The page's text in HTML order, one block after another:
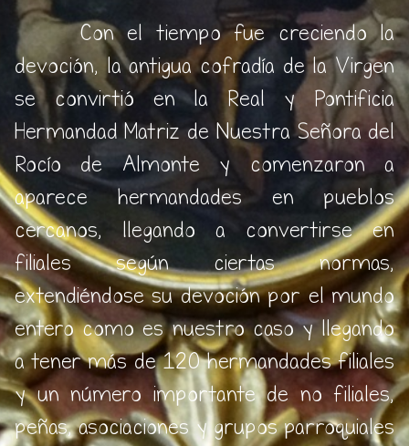
Con el tiempo fue creciendo la
devoción, la antigua cofradía de la Virgen
se convirtió en la Real y Pontificia
Hermandad Matriz de Nuestra Señora del
Rocío de Almonte y comenzaron a
aparece hermandades en pueblos
cercanos, llegando a convertirse en
filiales según ciertas normas,
extendiéndose su devoción por el mundo
entero como es nuestro caso y llegando
a tener más de 120 hermandades filiales
y un número importante de no filiales,
peñas, asociaciones y grupos parroquiales